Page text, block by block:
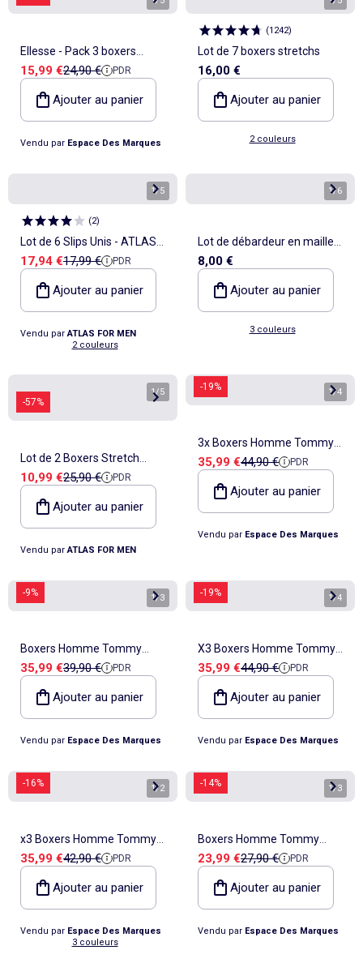
Ellesse - Pack 3 boxers
homme
Prix de vente
15,99 €Prix de référence
24,90 € PDR
Ajouter au panier
Vendu par Espace Des Marques
(1242)
Lot de 7 boxers stretchs
16,00 €
Ajouter au panier
2 couleurs
1/5
(2)
Lot de 6 Slips Unis - ATLAS
FOR MEN
Prix de vente
17,94 €Prix de référence
17,99 € PDR
Ajouter au panier
Vendu par ATLAS FOR MEN
2 couleurs
1/6
Lot de débardeur en maille
jersey - 2 pièces
8,00 €
Ajouter au panier
3 couleurs
-57%
1/5
Lot de 2 Boxers Stretch
Fantaisie - ATLAS FOR MEN
Prix de vente
10,99 €Prix de référence
25,90 € PDR
Ajouter au panier
Vendu par ATLAS FOR MEN
-19% 1/4
3x Boxers Homme Tommy
Hilfiger Brief
Prix de vente
35,99 €Prix de référence
44,90 € PDR
Ajouter au panier
Vendu par Espace Des Marques
-9% 1/3
Boxers Homme Tommy
Hilfiger Trunk
Prix de vente
35,99 €Prix de référence
39,90 € PDR
Ajouter au panier
Vendu par Espace Des Marques
-19% 1/4
X3 Boxers Homme Tommy
Hilfiger
Prix de vente
35,99 €Prix de référence
44,90 € PDR
Ajouter au panier
Vendu par Espace Des Marques
-16% 1/2
x3 Boxers Homme Tommy
Hilfiger
Prix de vente
35,99 €Prix de référence
42,90 € PDR
Ajouter au panier
Vendu par Espace Des Marques
3 couleurs
-14% 1/3
Boxers Homme Tommy
Hilfiger
Prix de vente
23,99 €Prix de référence
27,90 € PDR
Ajouter au panier
Vendu par Espace Des Marques